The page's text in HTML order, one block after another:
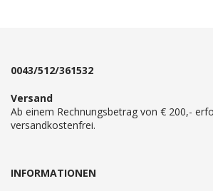
0043/512/361532
Versand
Ab einem Rechnungsbetrag von € 200,-
versandkostenfrei.
INFORMATIONEN